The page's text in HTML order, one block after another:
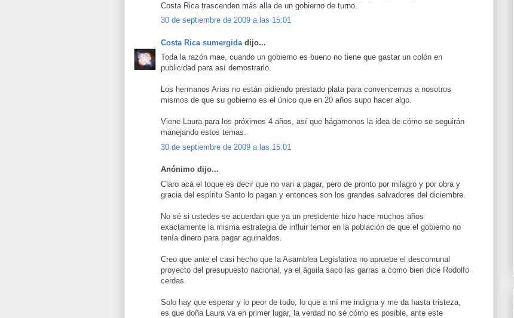
Costa Rica trascenden más alla de un gobierno de turno.
30 de septiembre de 2009 a las 15:01
Costa Rica sumergida dijo...
Toda la razón mae, cuando un gobierno es bueno no tiene que gastar un colón en
publicidad para así demostrarlo.
Los hermanos Arias no están pidiendo prestado plata para convencernos a nosotros
mismos de que su gobierno es el único que en 20 años supo hacer algo.
Viene Laura para los próximos 4 años, así que hágamonos la idea de cómo se seguirán
manejando estos temas.
30 de septiembre de 2009 a las 15:01
Anónimo dijo...
Claro acá el toque es decir que no van a pagar, pero de pronto por milagro y por obra y
gracia del espíritu Santo lo pagan y entonces son los grandes salvadores del diciembre.
No sé si ustedes se acuerdan que ya un presidente hizo hace muchos años
exactamente la misma estrategia de influir temor en la población de que el gobierno no
tenía dinero para pagar aguinaldos.
Creo que ante el casi hecho que la Asamblea Legislativa no apruebe el descomunal
proyecto del presupuesto nacional, ya el águila saco las garras a como bien dice Rodolfo
cerdas.
Solo hay que esperar y lo peor de todo, lo que a mí me indigna y me da hasta tristeza,
es que doña Laura va en primer lugar, la verdad no sé cómo es posible, ante este